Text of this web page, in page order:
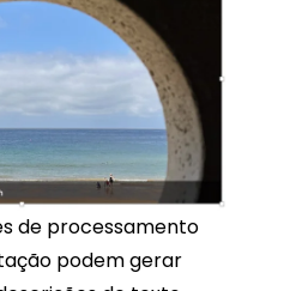
de processamento
podem gerar